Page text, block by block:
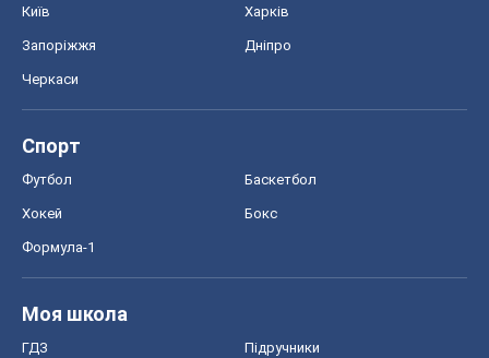
Київ Харків
Запоріжжя Дніпро
Черкаси
Спорт
Футбол Баскетбол
Хокей Бокс
Формула-1
Моя школа
ГДЗ Підручники